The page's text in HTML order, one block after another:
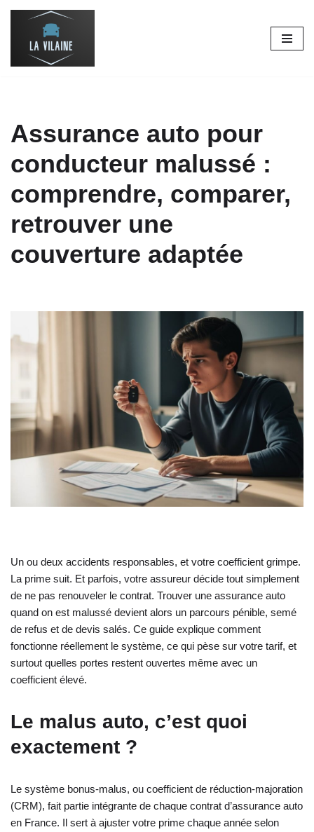
Assurance auto pour
conducteur malussé :
comprendre, comparer,
retrouver une
couverture adaptée
Un ou deux accidents responsables, et votre coefficient grimpe.
La prime suit. Et parfois, votre assureur décide tout simplement
de ne pas renouveler le contrat. Trouver une assurance auto
quand on est malussé devient alors un parcours pénible, semé
de refus et de devis salés. Ce guide explique comment
fonctionne réellement le système, ce qui pèse sur votre tarif, et
surtout quelles portes restent ouvertes même avec un
coefficient élevé.
Le malus auto, c’est quoi
exactement ?
Le système bonus-malus, ou coefficient de réduction-majoration
(CRM), fait partie intégrante de chaque contrat d’assurance auto
en France. Il sert à ajuster votre prime chaque année selon